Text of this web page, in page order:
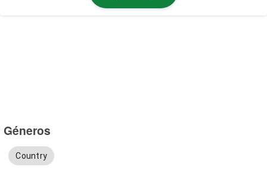
Géneros
Country